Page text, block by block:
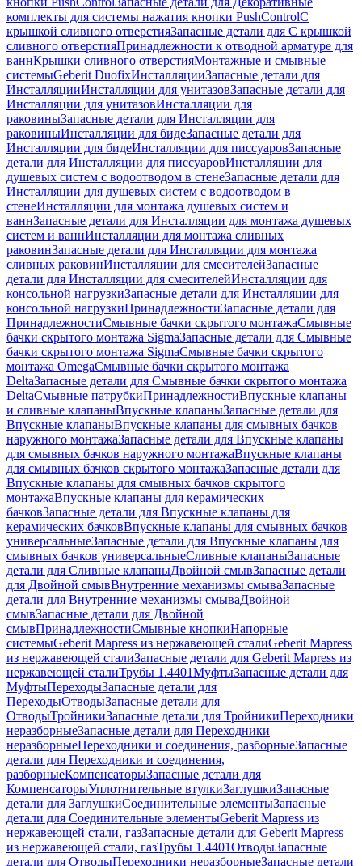
комплекты для системы нажатия кнопки PushControlС
крышкой сливного отверстияЗапасные детали для С крышкой
сливного отверстияПринадлежности к отводной арматуре для
ваннКрышки сливного отверстияМонтажные и смывные
системыGeberit DuofixИнсталляцииЗапасные детали для
ИнсталляцииИнсталляции для унитазовЗапасные детали для
Инсталляции для унитазовИнсталляции для
раковиныЗапасные детали для Инсталляции для
раковиныИнсталляции для бидеЗапасные детали для
Инсталляции для бидеИнсталляции для писсуаровЗапасные
детали для Инсталляции для писсуаровИнсталляции для
душевых систем с водоотводом в стенеЗапасные детали для
Инсталляции для душевых систем с водоотводом в
стенеИнсталляции для монтажа душевых систем и
ваннЗапасные детали для Инсталляции для монтажа душевых
систем и ваннИнсталляции для монтажа сливных
раковинЗапасные детали для Инсталляции для монтажа
сливных раковинИнсталляции для смесителейЗапасные
детали для Инсталляции для смесителейИнсталляции для
консольной нагрузкиЗапасные детали для Инсталляции для
консольной нагрузкиПринадлежностиЗапасные детали для
ПринадлежностиСмывные бачки скрытого монтажаСмывные
бачки скрытого монтажа SigmaЗапасные детали для Смывные
бачки скрытого монтажа SigmaСмывные бачки скрытого
монтажа OmegaСмывные бачки скрытого монтажа
DeltaЗапасные детали для Смывные бачки скрытого монтажа
DeltaСмывные патрубкиПринадлежностиВпускные клапаны
и сливные клапаныВпускные клапаныЗапасные детали для
Впускные клапаныВпускные клапаны для смывных бачков
наружного монтажаЗапасные детали для Впускные клапаны
для смывных бачков наружного монтажаВпускные клапаны
для смывных бачков скрытого монтажаЗапасные детали для
Впускные клапаны для смывных бачков скрытого
монтажаВпускные клапаны для керамических
бачковЗапасные детали для Впускные клапаны для
керамических бачковВпускные клапаны для смывных бачков
универсальныеЗапасные детали для Впускные клапаны для
смывных бачков универсальныеСливные клапаныЗапасные
детали для Сливные клапаныДвойной смывЗапасные детали
для Двойной смывВнутренние механизмы смываЗапасные
детали для Внутренние механизмы смываДвойной
смывЗапасные детали для Двойной
смывПринадлежностиСмывные кнопкиНапорные
системыGeberit Mapress из нержавеющей сталиGeberit Mapress
из нержавеющей сталиЗапасные детали для Geberit Mapress из
нержавеющей сталиТрубы 1.4401МуфтыЗапасные детали для
МуфтыПереходыЗапасные детали для
ПереходыОтводыЗапасные детали для
ОтводыТройникиЗапасные детали для ТройникиПереходники
неразборныеЗапасные детали для Переходники
неразборныеПереходники и соединения, разборныеЗапасные
детали для Переходники и соединения,
разборныеКомпенсаторыЗапасные детали для
КомпенсаторыУплотнительные втулкиЗаглушкиЗапасные
детали для ЗаглушкиСоединительные элементыЗапасные
детали для Соединительные элементыGeberit Mapress из
нержавеющей стали, газЗапасные детали для Geberit Mapress
из нержавеющей стали, газТрубы 1.4401ОтводыЗапасные
детали для ОтводыПереходники неразборныеЗапасные детали